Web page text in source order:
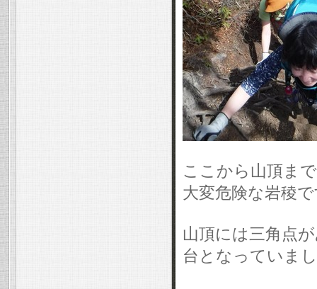
ここから山頂ま
大変危険な岩稜
山頂には三角点
台となっていま